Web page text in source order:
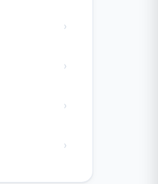
›
›
›
›